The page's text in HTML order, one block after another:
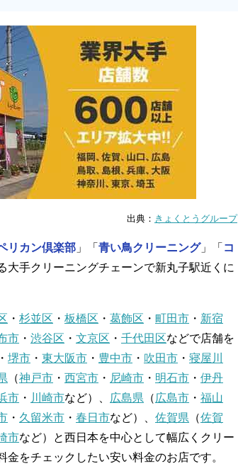
出典： きょくとうグループ
リカン倶楽部 」「 青い鳥クリーニング」「 コ
大手クリーニングチェーンで新丸子駅近くに
・ 杉並区 ・ 板橋区 ・ 葛飾区 ・ 町田市 ・ 新宿
市 ・ 渋谷区 ・ 文京区 ・ 千代田区などで店舗を
・ 堺市 ・ 東大阪市 ・ 豊中市 ・ 吹田市 ・ 寝屋川
（神戸市 ・ 西宮市 ・ 尼崎市 ・ 明石市 ・ 伊丹
市 ・ 川崎市など）、 広島県 （ 広島市 ・ 福山
・ 久留米市 ・ 春日市など）、 佐賀県 （佐賀
市など）と西日本を中心として幅広くクリー
をチェックしたい安い料金のお店です。